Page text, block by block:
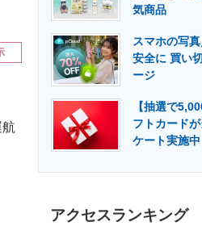
ルギーの専門メディア 建設×テ
気商品
スマホの写
安全に 買い
ージ
【抽選で
フトカード
ケート実施中
アクセスランキング